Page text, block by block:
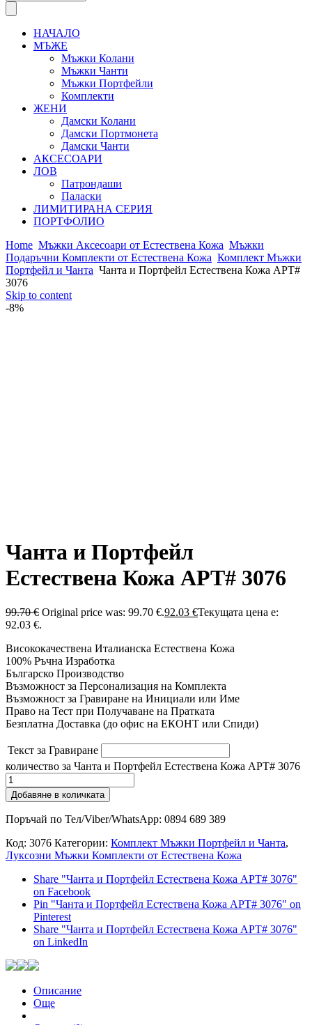
НАЧАЛО
МЪЖЕ
Мъжки Колани
Мъжки Чанти
Мъжки Портфейли
Комплекти
ЖЕНИ
Дамски Колани
Дамски Портмонета
Дамски Чанти
АКСЕСОАРИ
ЛОВ
Патрондаши
Паласки
ЛИМИТИРАНА СЕРИЯ
ПОРТФОЛИО
Home Мъжки Аксесоари от Естествена Кожа Мъжки
Подаръчни Комплекти от Естествена Кожа Комплект Мъжки
Портфейл и Чанта Чанта и Портфейл Естествена Кожа АРТ#
3076
Skip to content
-8%
Чанта и Портфейл
Естествена Кожа АРТ# 3076
99.70€ Original price was: 99.70 €.92.03 €Текущата цена е:
92.03 €.
Висококачествена Италианска Естествена Кожа
100% Ръчна Изработка
Българско Производство
Възможност за Персонализация на Комплекта
Възможност за Гравиране на Инициали или Име
Право на Тест при Получаване на Пратката
Безплатна Доставка (до офис на ЕКОНТ или Спиди)
Текст за Гравиране
количество за Чанта и Портфейл Естествена Кожа АРТ# 3076
Добавяне в количката
Поръчай по Тел/Viber/WhatsApp: 0894 689 389
Код: 3076 Категории: Комплект Мъжки Портфейл и Чанта,
Луксозни Мъжки Комплекти от Естествена Кожа
Share "Чанта и Портфейл Естествена Кожа АРТ# 3076"
on Facebook
Pin "Чанта и Портфейл Естествена Кожа АРТ# 3076" on
Pinterest
Share "Чанта и Портфейл Естествена Кожа АРТ# 3076"
on LinkedIn
Описание
Още